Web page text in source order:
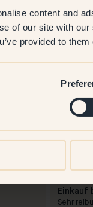
content and
of our site with
provided to
Zum
Knallrote
Einkauf
Sehr